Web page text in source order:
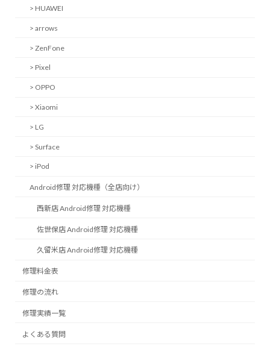
> HUAWEI
> arrows
> ZenFone
> Pixel
> OPPO
> Xiaomi
> LG
> Surface
> iPod
Android修理 対応機種（全店向け）
西新店 Android修理 対応機種
佐世保店 Android修理 対応機種
久留米店 Android修理 対応機種
修理料金表
修理の流れ
修理実績一覧
よくある質問